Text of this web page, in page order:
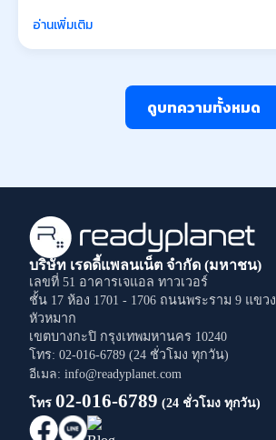
อ่านเพิ่มเติม
ดูบทความทั้งหมด
บริษัท เรดดี้แพลนเน็ต จำกัด (มหาชน)
เลขที่ 51 อาคารเจแอล ทาวเวอร์
ชั้น 17 ห้อง 1701 - 1706 ถนนพระราม 9 แขวง
หัวหมาก
เขตบางกะปิ กรุงเทพมหานคร 10240
โทร: 02-016-6789 (24 ชั่วโมง ทุกวัน)
อีเมล: info@readyplanet.com
โทร 02-016-6789 (24 ชั่วโมง ทุกวัน)